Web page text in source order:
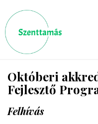
Októberi
Fejlesztő
Felhívás